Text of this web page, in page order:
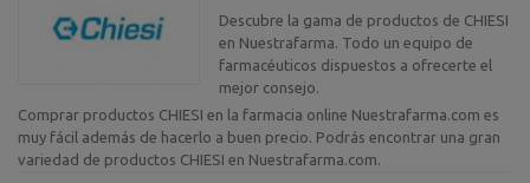
Descubre la gama de productos de CHIESI
en Nuestrafarma. Todo un equipo de
farmacéuticos dispuestos a ofrecerte el
mejor consejo.
Comprar productos CHIESI en la farmacia online Nuestrafarma.com es
muy fácil además de hacerlo a buen precio. Podrás encontrar una gran
variedad de productos CHIESI en Nuestrafarma.com.